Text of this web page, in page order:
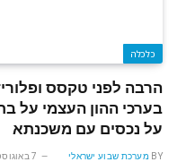
כלכלה
הרבה לפני טקסס
על נכסים עם משכנתא
BY מערכת שבוע ישראלי 7 באוגוסט 2026